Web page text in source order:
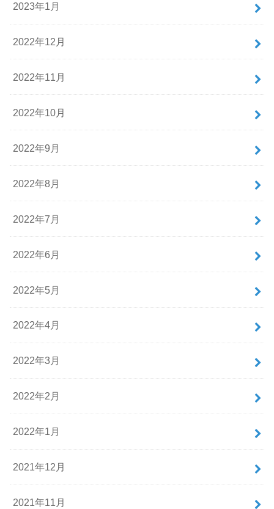
2023年1月
2022年12月
2022年11月
2022年10月
2022年9月
2022年8月
2022年7月
2022年6月
2022年5月
2022年4月
2022年3月
2022年2月
2022年1月
2021年12月
2021年11月